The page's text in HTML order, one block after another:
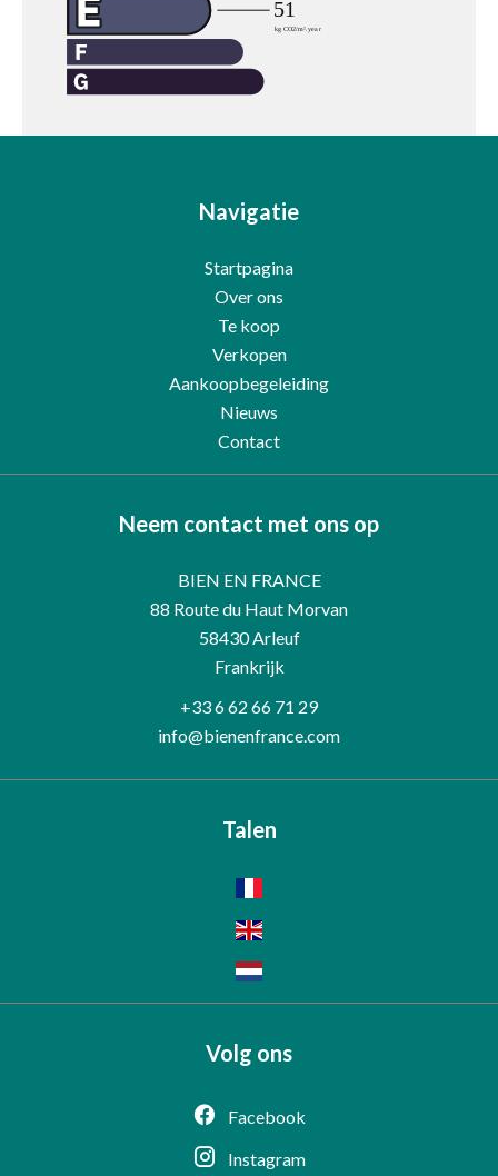
Navigatie
Startpagina
Over ons
Te koop
Verkopen
Aankoopbegeleiding
Nieuws
Contact
Neem contact met ons op
BIEN EN FRANCE
88 Route du Haut Morvan
58430Arleuf
Frankrijk
+33 6 62 66 71 29
info@bienenfrance.com
Talen
Volg ons
Facebook
Instagram